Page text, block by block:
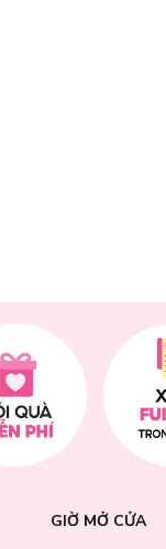
GIỜ MỞ CỬA